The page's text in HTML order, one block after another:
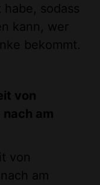
sodass
kann, wer
bekommt.
von
am
von
am